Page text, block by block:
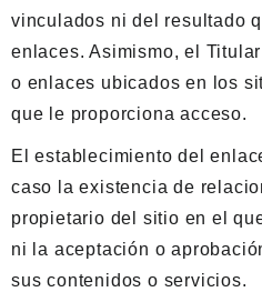
vinculados ni del resultado
enlaces. Asimismo, el
o enlaces ubicados en los
que le proporciona acceso.
El establecimiento del
caso la existencia de
propietario del sitio en el
ni la aceptación o
sus contenidos o servicios.